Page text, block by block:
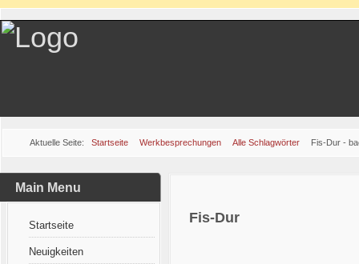
Aktuelle Seite: Startseite Werkbesprechungen Alle Schlagwörter Fis-Dur -
Main Menu
Startseite
Neuigkeiten
Fis-Dur